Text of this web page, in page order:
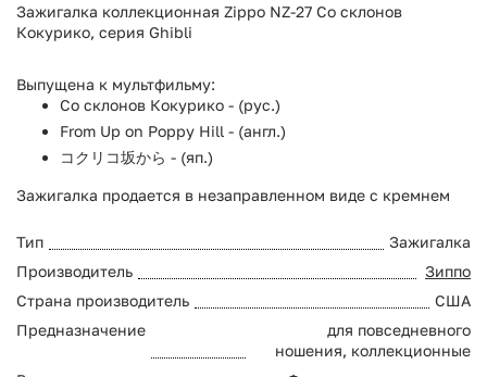
Зажигалка коллекционная Zippo NZ-27 Со склонов
Кокурико, серия Ghibli
Выпущена к мультфильму:
Со склонов Кокурико - (рус.)
From Up on Poppy Hill - (англ.)
コクリコ坂から - (яп.)
Зажигалка продается в незаправленном виде с кремнем
Тип
Зажигалка
Производитель
Зиппо
Страна производитель
США
Предназначение
для повседневного
ношения, коллекционные